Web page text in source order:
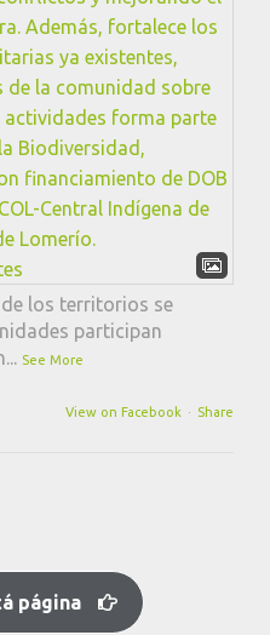
los territorios se
participan
... See More
View on Facebook · Share
página